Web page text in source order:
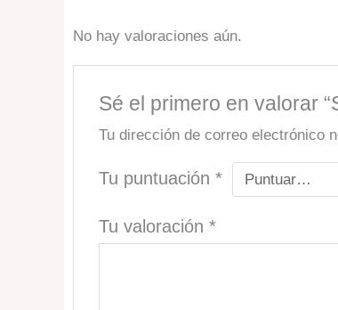
No hay valoraciones aún.
Sé el primero en valorar
Tu dirección de correo electrónico
Tu puntuación*
Tu valoración*